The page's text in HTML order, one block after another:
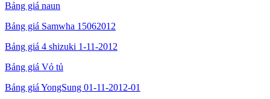
Bảng giá naun
Bảng giá Samwha 15062012
Bảng giá 4 shizuki 1-11-2012
Bảng giá Vỏ tủ
Bảng giá YongSung 01-11-2012-01